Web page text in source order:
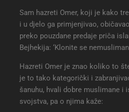
Sam hazreti Omer, koji je kako
i u djelo ga primjenjivao,
preko pouzdane predaje priča
Bejhekija: ‘Klonite se
Hazreti Omer je znao koliko to
je to tako kategorički i
šanuhu, hvali dobre muslimane i
svojstva, pa o njima kaže: